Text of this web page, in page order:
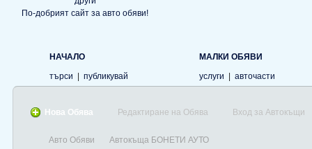
По-добрият сайт за авто обяви!
НАЧАЛО
търси
публикувай
МАЛКИ ОБЯВИ
услуги
авточасти
Нова Обява Редактиране на Обява Вход за Автокъщи
Авто Обяви Автокъща БОНЕТИ АУТО